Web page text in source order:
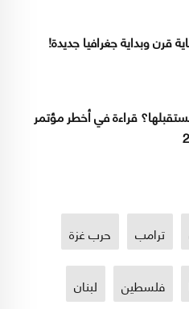
قرن وبداية جغرافيا جديدة!
قراءة في أخطر مؤتمر
ترامب حرب غزة
فلسطين لبنان